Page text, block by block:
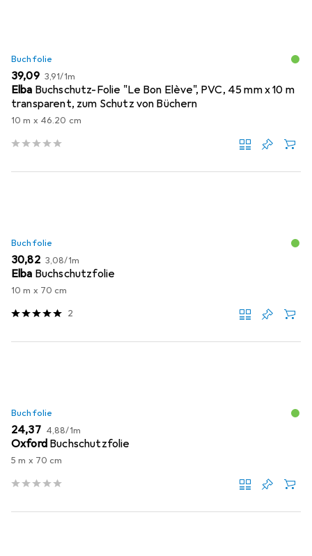
Buchfolie
EUR
39,09 EUR
3,91/1m
Elba Buchschutz-Folie "Le Bon Elève", PVC, 45 mm x 10 m
transparent, zum Schutz von Büchern
10 m x 46.20 cm
Buchfolie
EUR
30,82 EUR
3,08/1m
Elba Buchschutzfolie
10 m x 70 cm
2
Buchfolie
EUR
24,37 EUR
4,88/1m
Oxford Buchschutzfolie
5 m x 70 cm